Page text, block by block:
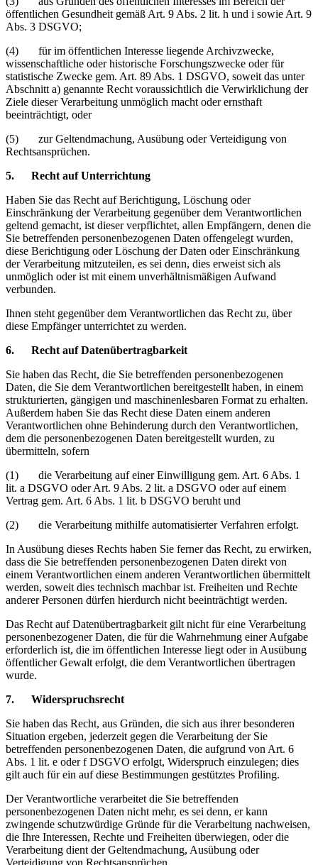
öffentlichen Gesundheit gemäß Art. 9 Abs. 2 lit. h und i sowie Art. 9
Abs. 3 DSGVO;
(4) für im öffentlichen Interesse liegende Archivzwecke,
wissenschaftliche oder historische Forschungszwecke oder für
statistische Zwecke gem. Art. 89 Abs. 1 DSGVO, soweit das unter
Abschnitt a) genannte Recht voraussichtlich die Verwirklichung der
Ziele dieser Verarbeitung unmöglich macht oder ernsthaft
beeinträchtigt, oder
(5) zur Geltendmachung, Ausübung oder Verteidigung von
Rechtsansprüchen.
5. Recht auf Unterrichtung
Haben Sie das Recht auf Berichtigung, Löschung oder
Einschränkung der Verarbeitung gegenüber dem Verantwortlichen
geltend gemacht, ist dieser verpflichtet, allen Empfängern, denen die
Sie betreffenden personenbezogenen Daten offengelegt wurden,
diese Berichtigung oder Löschung der Daten oder Einschränkung
der Verarbeitung mitzuteilen, es sei denn, dies erweist sich als
unmöglich oder ist mit einem unverhältnismäßigen Aufwand
verbunden.
Ihnen steht gegenüber dem Verantwortlichen das Recht zu, über
diese Empfänger unterrichtet zu werden.
6. Recht auf Datenübertragbarkeit
Sie haben das Recht, die Sie betreffenden personenbezogenen
Daten, die Sie dem Verantwortlichen bereitgestellt haben, in einem
strukturierten, gängigen und maschinenlesbaren Format zu erhalten.
Außerdem haben Sie das Recht diese Daten einem anderen
Verantwortlichen ohne Behinderung durch den Verantwortlichen,
dem die personenbezogenen Daten bereitgestellt wurden, zu
übermitteln, sofern
(1) die Verarbeitung auf einer Einwilligung gem. Art. 6 Abs. 1
lit. a DSGVO oder Art. 9 Abs. 2 lit. a DSGVO oder auf einem
Vertrag gem. Art. 6 Abs. 1 lit. b DSGVO beruht und
(2) die Verarbeitung mithilfe automatisierter Verfahren erfolgt.
In Ausübung dieses Rechts haben Sie ferner das Recht, zu erwirken,
dass die Sie betreffenden personenbezogenen Daten direkt von
einem Verantwortlichen einem anderen Verantwortlichen übermittelt
werden, soweit dies technisch machbar ist. Freiheiten und Rechte
anderer Personen dürfen hierdurch nicht beeinträchtigt werden.
Das Recht auf Datenübertragbarkeit gilt nicht für eine Verarbeitung
personenbezogener Daten, die für die Wahrnehmung einer Aufgabe
erforderlich ist, die im öffentlichen Interesse liegt oder in Ausübung
öffentlicher Gewalt erfolgt, die dem Verantwortlichen übertragen
wurde.
7. Widerspruchsrecht
Sie haben das Recht, aus Gründen, die sich aus ihrer besonderen
Situation ergeben, jederzeit gegen die Verarbeitung der Sie
betreffenden personenbezogenen Daten, die aufgrund von Art. 6
Abs. 1 lit. e oder f DSGVO erfolgt, Widerspruch einzulegen; dies
gilt auch für ein auf diese Bestimmungen gestütztes Profiling.
Der Verantwortliche verarbeitet die Sie betreffenden
personenbezogenen Daten nicht mehr, es sei denn, er kann
zwingende schutzwürdige Gründe für die Verarbeitung nachweisen,
die Ihre Interessen, Rechte und Freiheiten überwiegen, oder die
Verarbeitung dient der Geltendmachung, Ausübung oder
Verteidigung von Rechtsansprüchen.